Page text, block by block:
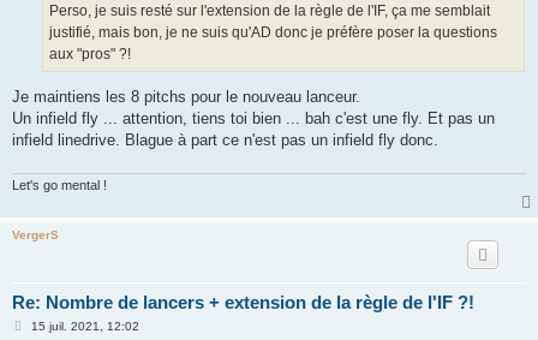
Perso, je suis resté sur l'extension de la règle de l'IF, ça me semblait
justifié, mais bon, je ne suis qu'AD donc je préfère poser la questions
aux "pros" ?!
Je maintiens les 8 pitchs pour le nouveau lanceur.
Un infield fly ... attention, tiens toi bien ... bah c'est une fly. Et pas un
infield linedrive. Blague à part ce n'est pas un infield fly donc.
Let's go mental !
VergerS
Re: Nombre de lancers + extension de la règle de l'IF ?!
M15 juil. 2021, 12:02